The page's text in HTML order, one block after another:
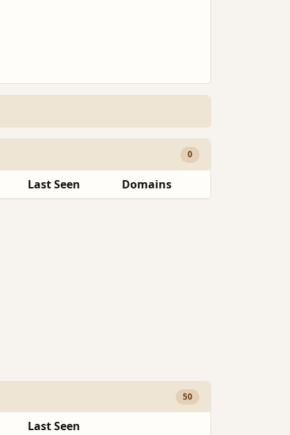
0
Last Seen Domains
50
Last Seen